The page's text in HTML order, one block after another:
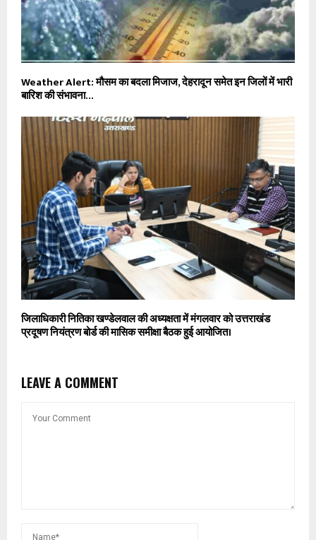
Weather Alert: मौसम का बदला मिजाज, देहरादून समेत इन जिलों में भारी
बारिश की संभावना…
जिलाधिकारी नितिका खण्डेलवाल की अध्यक्षता में मंगलवार को उत्तराखंड
प्रदूषण नियंत्रण बोर्ड की मासिक समीक्षा बैठक हुई आयोजित।
LEAVE A COMMENT